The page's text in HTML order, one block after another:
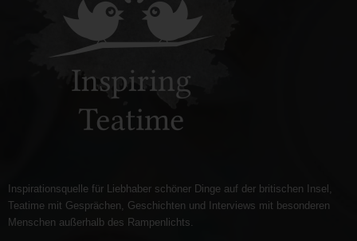
Inspirationsquelle für Liebhaber schöner Dinge auf der britischen Insel,
Teatime mit Gesprächen, Geschichten und Interviews mit besonderen
Menschen außerhalb des Rampenlichts.